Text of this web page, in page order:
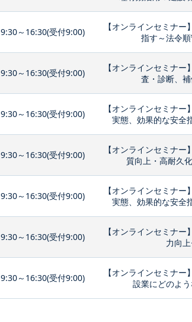
9:30～16:30(受付9:00)
【オンラインセミナ
指す～法令
9:30～16:30(受付9:00)
【オンラインセミナ
査・診断、
9:30～16:30(受付9:00)
【オンラインセミナ
実態、効果的な安全
9:30～16:30(受付9:00)
【オンラインセミナ
質向上・高耐久
9:30～16:30(受付9:00)
【オンラインセミナ
実態、効果的な安全
9:30～16:30(受付9:00)
【オンラインセミナ
力向
9:30～16:30(受付9:00)
【オンラインセミナ
設業にどのよ